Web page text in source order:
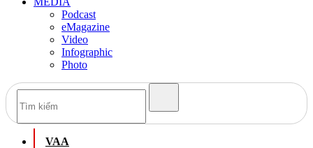
Podcast
eMagazine
Video
Infographic
Photo
VAA